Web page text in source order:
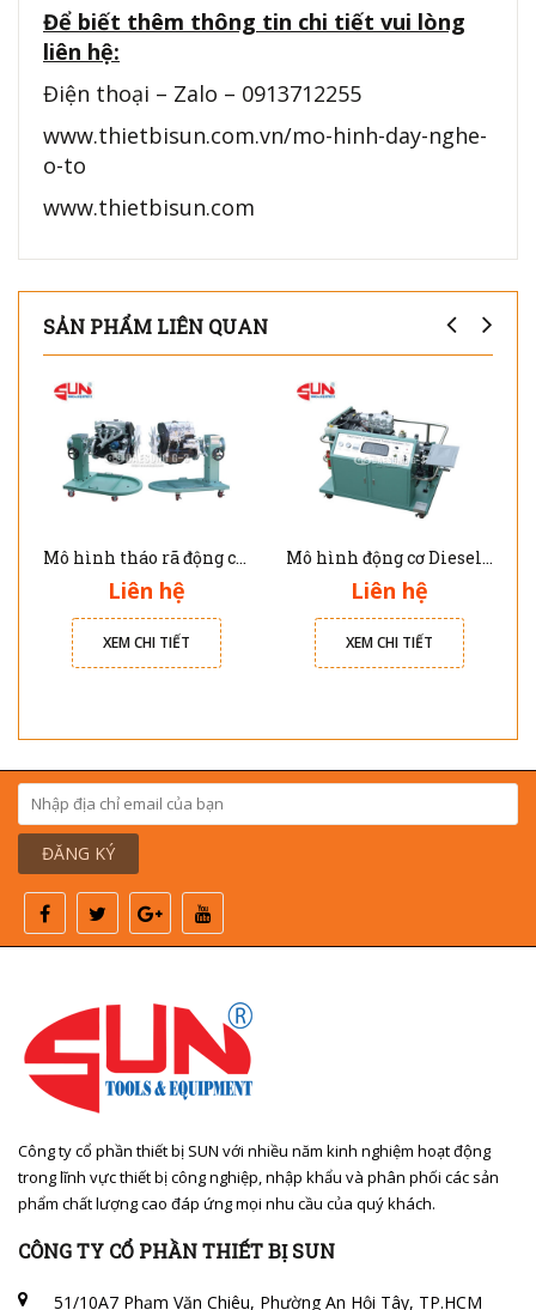
Để biết thêm thông tin chi tiết vui lòng
liên hệ:
Điện thoại – Zalo – 0913712255
www.thietbisun.com.vn/mo-hinh-day-nghe-
o-to
www.thietbisun.com
SẢN PHẨM LIÊN QUAN
Mô hình tháo rã động cơ Diesel G-130401
Liên hệ
XEM CHI TIẾT
Mô hình động cơ Diesel - hộp số tay 5 cấp loại FR G-130102
Liên hệ
XEM CHI TIẾT
ĐĂNG KÝ
Công ty cổ phần thiết bị SUN với nhiều năm kinh nghiệm hoạt động
trong lĩnh vực thiết bị công nghiệp, nhập khẩu và phân phối các sản
phẩm chất lượng cao đáp ứng mọi nhu cầu của quý khách.
CÔNG TY CỔ PHẦN THIẾT BỊ SUN
51/10A7 Phạm Văn Chiêu, Phường An Hội Tây, TP.HCM